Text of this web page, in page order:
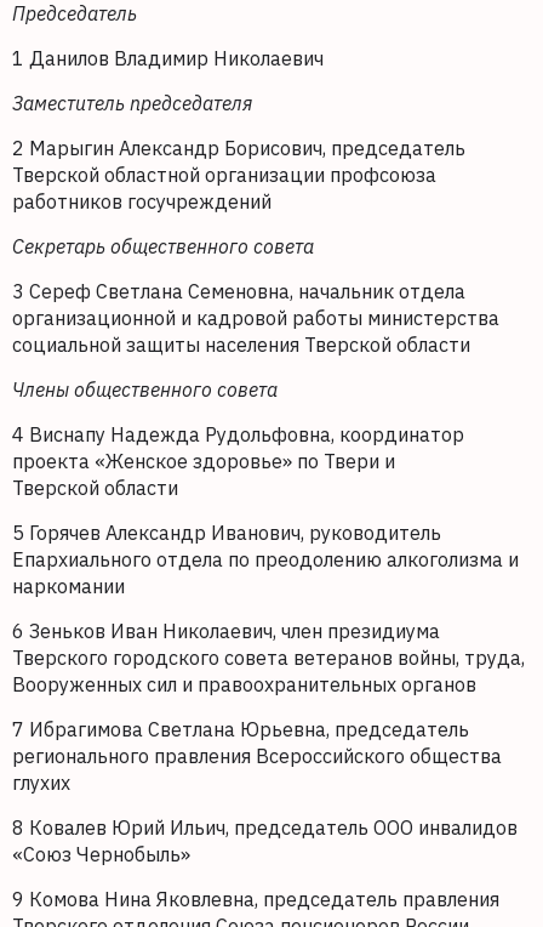
Председатель
1 Данилов Владимир Николаевич
Заместитель председателя
2 Марыгин Александр Борисович, председатель
Тверской областной организации профсоюза
работников госучреждений
Секретарь общественного совета
3 Сереф Светлана Семеновна, начальник отдела
организационной и кадровой работы министерства
социальной защиты населения Тверской области
Члены общественного совета
4 Виснапу Надежда Рудольфовна, координатор
проекта «Женское здоровье» по Твери и
Тверской области
5 Горячев Александр Иванович, руководитель
Епархиального отдела по преодолению алкоголизма и
наркомании
6 Зеньков Иван Николаевич, член президиума
Тверского городского совета ветеранов войны, труда,
Вооруженных сил и правоохранительных органов
7 Ибрагимова Светлана Юрьевна, председатель
регионального правления Всероссийского общества
глухих
8 Ковалев Юрий Ильич, председатель ООО инвалидов
«Союз Чернобыль»
9 Комова Нина Яковлевна, председатель правления